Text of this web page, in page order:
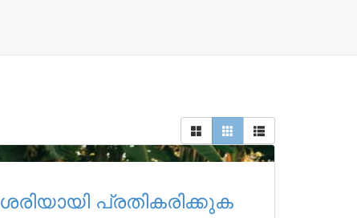
ശരിയായി പ്രതികരിക്കുക